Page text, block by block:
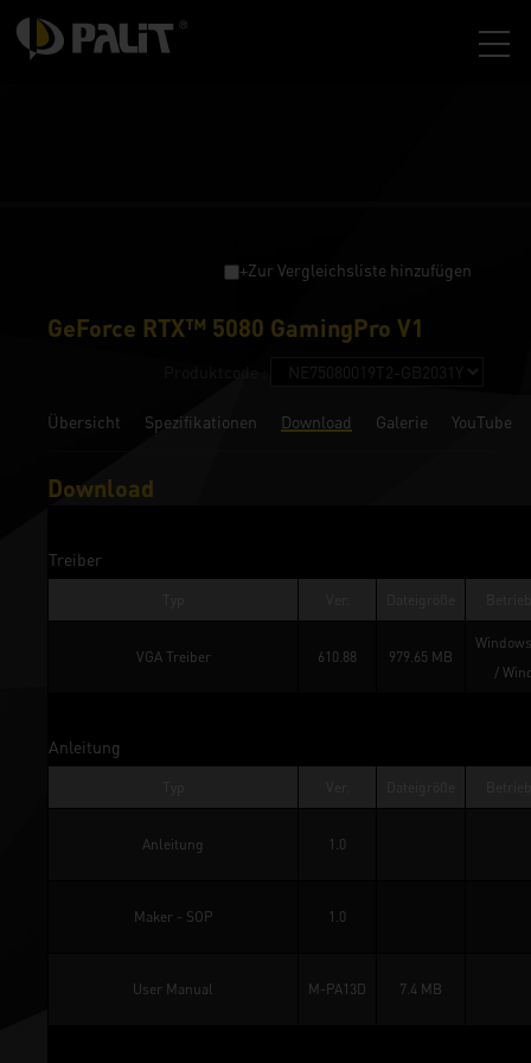
+Zur Vergleichsliste hinzufügen
GeForce RTX™ 5080 GamingPro V1
Übersicht Spezifikationen Download Galerie YouTube
Download
Treiber
VGA Treiber 610.88 979.65 MB
/
Anleitung
Anleitung 1.0
Maker - SOP 1.0
User Manual M-PA13D 7.4 MB